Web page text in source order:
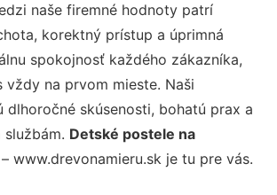
naše firemné hodnoty patrí
korektný prístup a úprimná
spokojnosť každého zákazníka,
vždy na prvom mieste. Naši
dlhoročné skúsenosti, bohatú prax a
službám. Detské postele na
– www.drevonamieru.sk je tu pre vás.